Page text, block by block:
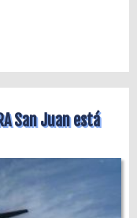
San Juan está